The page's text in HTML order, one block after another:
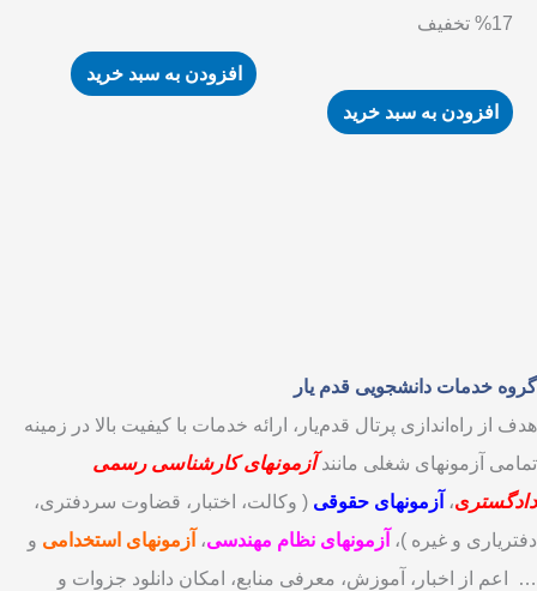
%17 تخفیف
افزودن به سبد خرید
افزودن به سبد خرید
گروه خدمات دانشجویی قدم یار
هدف از راه‌اندازی پرتال قدم‌یار، ارائه خدمات با کیفیت بالا در زمینه‌
تمامی آزمونهای شغلی مانندآزمونهای کارشناسی رسمی
دادگستر ی، آزمونهای حقوقی ( وکالت، اختبار، قضاوت سردفتری،
دفتریاری و غیره )، آزمونهای نظام مهندسی، آزمونهای استخدامی و
… اعم از اخبار، آموزش، معرفی منابع، امکان دانلود جزوات و